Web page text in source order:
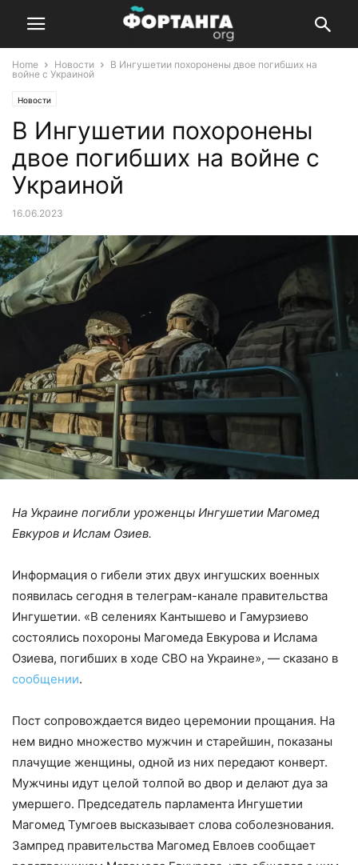
Home Новости
В Ингушетии похоронены двое погибших на
войне с Украиной
Новости
В Ингушетии похоронены
двое погибших на войне с
Украиной
16.06.2023
На Украине погибли уроженцы Ингушетии Магомед
Евкуров и Ислам Озиев.
Информация о гибели этих двух ингушских военных
появилась сегодня в телеграм-канале правительства
Ингушетии. «В селениях Кантышево и Гамурзиево
состоялись похороны Магомеда Евкурова и Ислама
Озиева, погибших в ходе СВО на Украине», — сказано в
сообщении.
Пост сопровождается видео церемонии прощания. На
нем видно множество мужчин и старейшин, показаны
плачущие женщины, одной из них передают конверт.
Мужчины идут целой толпой во двор и делают дуа за
умершего. Председатель парламента Ингушетии
Магомед Тумгоев высказывает слова соболезнования.
Зампред правительства Магомед Евлоев сообщает